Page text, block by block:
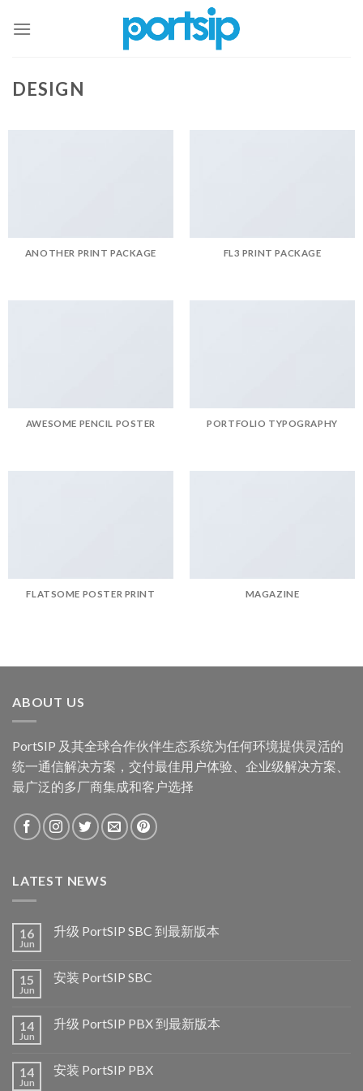
DESIGN
ANOTHER PRINT PACKAGE FL3 PRINT PACKAGE
AWESOME PENCIL POSTER PORTFOLIO TYPOGRAPHY
FLATSOME POSTER PRINT MAGAZINE
ABOUT US
PortSIP 及其全球合作伙伴生态系统为任何环境提供灵活的
统一通信解决方案，交付最佳用户体验、企业级解决方案、
最广泛的多厂商集成和客户选择
LATEST NEWS
16
Jun
升级 PortSIP SBC 到最新版本
15
Jun
安装 PortSIP SBC
14
Jun
升级 PortSIP PBX 到最新版本
14
Jun
安装 PortSIP PBX